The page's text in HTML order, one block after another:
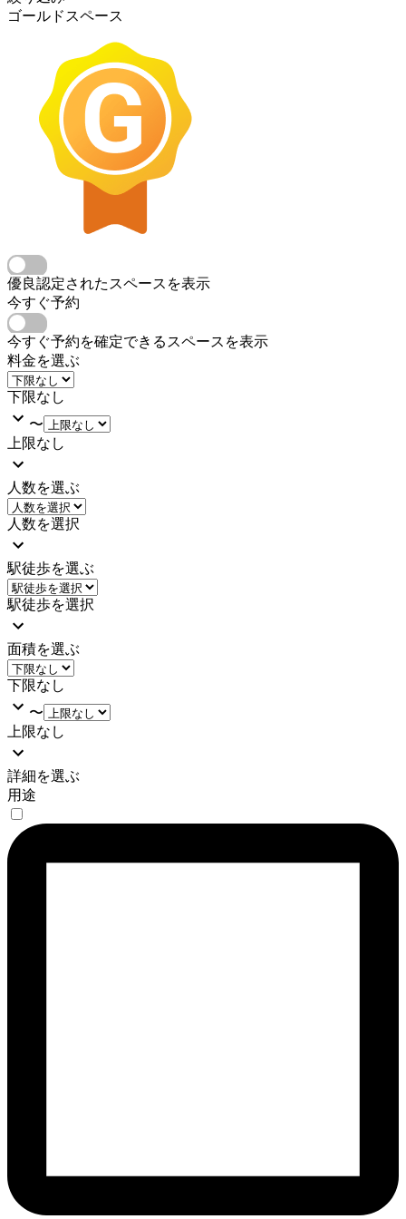
ゴールドスペース
優良認定されたスペースを表示
今すぐ予約
今すぐ予約を確定できるスペースを表示
料金を選ぶ
下限なし
〜
上限なし
人数を選ぶ
人数を選択
駅徒歩を選ぶ
駅徒歩を選択
面積を選ぶ
下限なし
〜
上限なし
詳細を選ぶ
用途